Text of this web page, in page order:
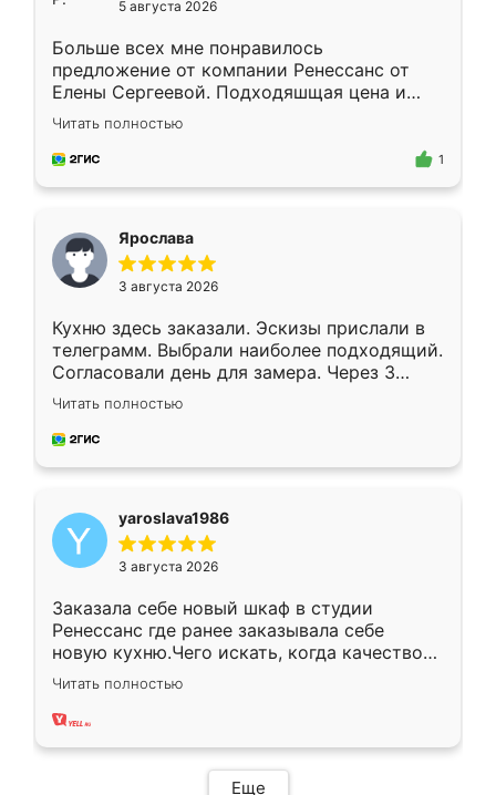
5 августа 2026
Больше всех мне понравилось
предложение от компании Ренессанс от
Елены Сергеевой. Подходяшщая цена и
короткие сроки изготовления. Приехавший
для замера сотрудник Владислав
предложил по моему эскизу самый
Читать полностью
1
Ярослава
3 августа 2026
Кухню здесь заказали. Эскизы прислали в
телеграмм. Выбрали наиболее подходящий.
Согласовали день для замера. Через 3
недели кухня была уже готова. Остались
довольны работой. Спасибо Ренессанс
мебель за качественную работу!
Читать полностью
yaroslava1986
3 августа 2026
Заказала себе новый шкаф в студии
Ренессанс где ранее заказывала себе
новую кухню.Чего искать, когда качеством
вполне довольна. Служит кухня уже почти
два года, нареканий нет.
Читать полностью
Еще